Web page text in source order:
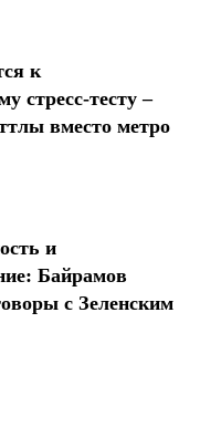
к
стресс-тесту –
вместо метро
и
Байрамов
с Зеленским